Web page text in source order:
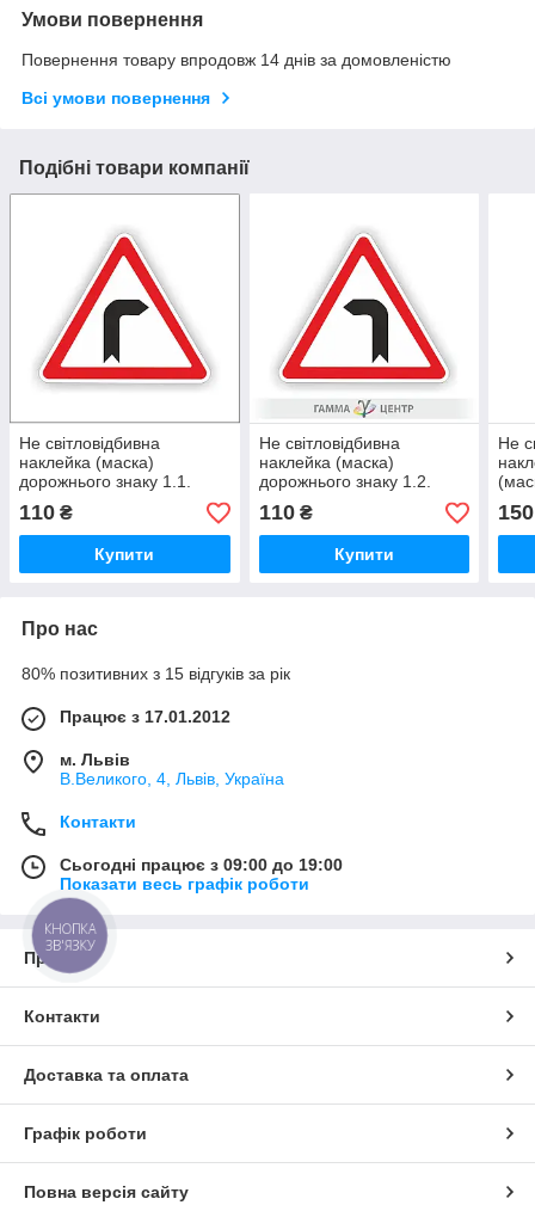
Умови повернення
Повернення товару впродовж 14 днів за домовленістю
Всі умови повернення
Подібні товари компанії
Не світловідбивна
наклейка (маска)
дорожнього знаку 1.1.
Небезпечний поворот
праворуч
110 ₴
Купити
Не світловідбивна
наклейка (маска)
дорожнього знаку 1.2.
Небезпечний поворот
ліворуч
110₴
Купити
Не
150
Про нас
80% позитивних з 15 відгуків за рік
Працює з 17.01.2012
м. Львів
В.Великого, 4, Львів, Україна
Контакти
Сьогодні працює з 09:00 до 19:00
Показати весь графік роботи
Про нас
Контакти
Доставка та оплата
Графік роботи
Повна версія сайту
КНОПКА
ЗВ'ЯЗКУ